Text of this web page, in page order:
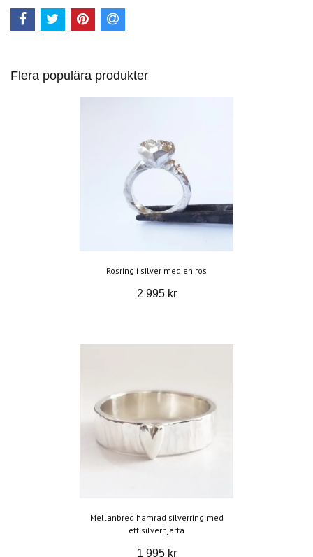
Flera populära produkter
Rosring i silver med en ros
2 995 kr
Mellanbred hamrad silverring med
ett silverhjärta
1 995 kr